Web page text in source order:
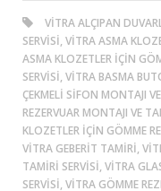
VITRA ALÇIPAN
SERVISI, VITRA ASMA
ASMA KLOZETLER IÇIN
SERVISI, VITRA BASMA
ÇEKMELI SIFON MONTAJI
REZERVUAR MONTAJI VE
KLOZETLER IÇIN GÖMME
VITRA GEBERIT TAMIRI,
TAMIRI SERVISI, VITRA
SERVISI, VITRA GÖMME